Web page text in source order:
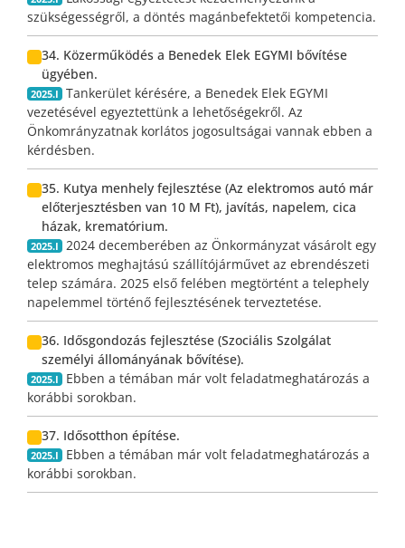
szükségességről, a döntés magánbefektetői kompetencia.
34. Közerműködés a Benedek Elek EGYMI bővítése
ügyében.
2025.I
Tankerület kérésére, a Benedek Elek EGYMI
vezetésével egyeztettünk a lehetőségekről. Az
Önkomrányzatnak korlátos jogosultságai vannak ebben a
kérdésben.
35. Kutya menhely fejlesztése (Az elektromos autó már
előterjesztésben van 10 M Ft), javítás, napelem, cica
házak, krematórium.
2025.I
2024 decemberében az Önkormányzat vásárolt egy
elektromos meghajtású szállítójárművet az ebrendészeti
telep számára. 2025 első felében megtörtént a telephely
napelemmel történő fejlesztésének terveztetése.
36. Idősgondozás fejlesztése (Szociális Szolgálat
személyi állományának bővítése).
2025.I
Ebben a témában már volt feladatmeghatározás a
korábbi sorokban.
37. Idősotthon építése.
2025.I
Ebben a témában már volt feladatmeghatározás a
korábbi sorokban.